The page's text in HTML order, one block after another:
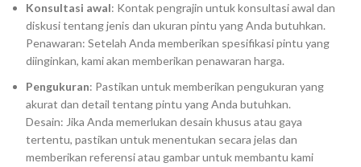
Konsultasi awal: Kontak pengrajin untuk konsultasi awal dan
diskusi tentang jenis dan ukuran pintu yang Anda butuhkan.
Penawaran: Setelah Anda memberikan spesifikasi pintu yang
diinginkan, kami akan memberikan penawaran harga.
Pengukuran: Pastikan untuk memberikan pengukuran yang
akurat dan detail tentang pintu yang Anda butuhkan.
Desain: Jika Anda memerlukan desain khusus atau gaya
tertentu, pastikan untuk menentukan secara jelas dan
memberikan referensi atau gambar untuk membantu kami